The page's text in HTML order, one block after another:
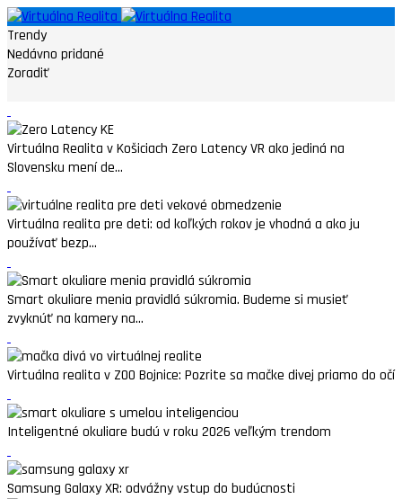
Trendy
Nedávno pridané
Zoradiť
Virtuálna Realita v Košiciach Zero Latency VR ako jediná na
Slovensku mení de...
Virtuálna realita pre deti: od koľkých rokov je vhodná a ako ju
používať bezp...
Smart okuliare menia pravidlá súkromia. Budeme si musieť
zvyknúť na kamery na...
Virtuálna realita v ZOO Bojnice: Pozrite sa mačke divej priamo do očí
Inteligentné okuliare budú v roku 2026 veľkým trendom
Samsung Galaxy XR: odvážny vstup do budúcnosti